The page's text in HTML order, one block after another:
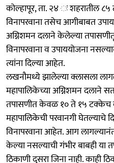
कोल्हापूर, ता. २४ ः शहरातील
विनापरवाना तसेच आगीबाबत
अग्निशमन दलाने केलेल्या
विनापरवाना व उपाययोजना
त्यांना दिल्या आहेत.
लखनौमध्ये झालेल्या क्लासला
महापालिकेच्या अग्निशमन दलाने
तपासणीत केवळ १० ते १५ टक्केच
महापालिकेची परवानगी घेतल्याचे
विनापरवाना आहेत. आग
केल्या नसल्याची गंभीर बाबही
ठिकाणी दुसरा जिना नाही. काही